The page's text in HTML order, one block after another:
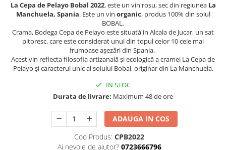
Chardonnay
Garnacha
Tempranillo
Shiraz
Cabernet
La Cepa de Pelayo Bobal 2022, este un vin rosu, sec din regiuneaLa
Manchuela, Spania. Este un vin organic, produs 100% din soiul
BOBAL.
Crama, Bodega Cepa de Pelayo este situată in Alcala de Jucar, un sat
pitoresc, care este considerat unul din topul celor 10 cele mai
frumoase așezări din Spania.
Acest vin reflecta filosofia artizanală și ecologică a cramei La Cepa de
Pelayo și caracterul unic al soiului Bobal, originar din La Manchuela.
IN STOC
Durata de livrare: Maximum 48 de ore
ADAUGA IN COS
Cod Produs: CPB2022
Ai nevoie de ajutor? 0723666796